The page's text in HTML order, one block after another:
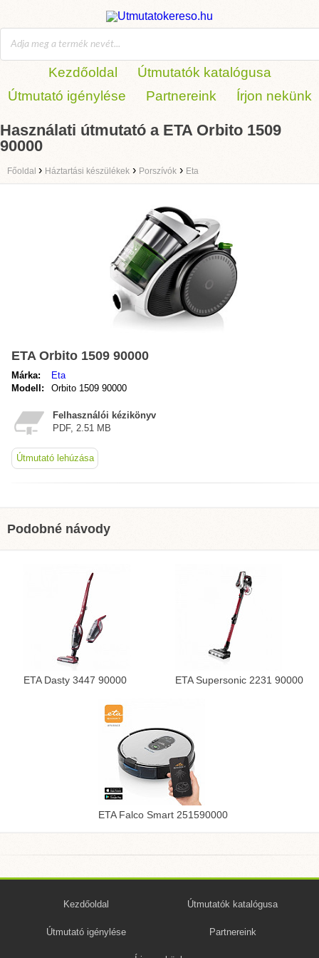
Kezdőoldal
Útmutatók katalógusa
Útmutató igénylése
Partnereink Írjon nekünk
Használati útmutató a ETA Orbito 1509
90000
Főoldal › Háztartási készülékek › Porszívók › Eta
ETA Orbito 1509 90000
Márka:
Eta
Modell:
Orbito 1509 90000
Felhasználói kézikönyv
PDF, 2.51 MB
Útmutató lehúzása
Podobné návody
ETA Dasty 3447 90000 ETA Supersonic 2231 90000
ETA Falco Smart 251590000
Kezdőoldal Útmutatók katalógusa
Útmutató igénylése Partnereink